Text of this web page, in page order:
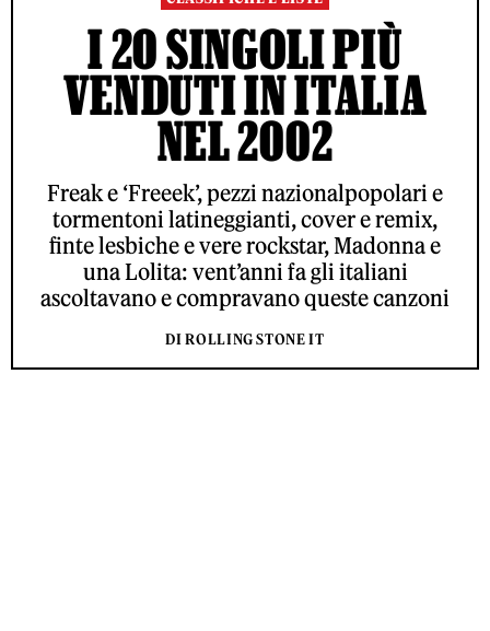
I 20 SINGOLI PIÙ
VENDUTI IN ITALIA
NEL 2002
Freak e ‘Freeek’, pezzi nazionalpopolari e
tormentoni latineggianti, cover e remix,
finte lesbiche e vere rockstar, Madonna e
una Lolita: vent’anni fa gli italiani
ascoltavano e compravano queste canzoni
DI ROLLING STONE IT